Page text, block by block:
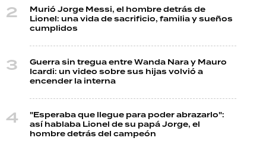
Murió Jorge Messi, el hombre detrás de
Lionel: una vida de sacrificio, familia y sueños
cumplidos
Guerra sin tregua entre Wanda Nara y Mauro
Icardi: un video sobre sus hijas volvió a
encender la interna
"Esperaba que llegue para poder abrazarlo":
así hablaba Lionel de su papá Jorge, el
hombre detrás del campeón